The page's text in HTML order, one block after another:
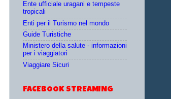
Ente ufficiale uragani e tempeste
tropicali
Enti per il Turismo nel mondo
Guide Turistiche
Ministero della salute - informazioni
per i viaggiatori
Viaggiare Sicuri
FACEBOOK STREAMING